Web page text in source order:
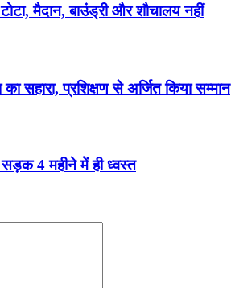
मैदान, बाउंड्री और शौचालय नहीं
सहारा, प्रशिक्षण से अर्जित किया सम्मान
4 महीने में ही ध्वस्त